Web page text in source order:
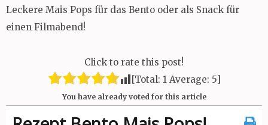
Leckere Mais Pops für das Bento oder als Snack für
einen Filmabend!
Click to rate this post!
[Total: 1Average: 5]
You have already voted for this article